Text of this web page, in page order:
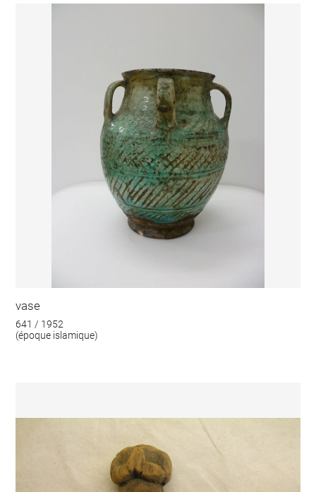
vase
641 / 1952
(époque islamique)